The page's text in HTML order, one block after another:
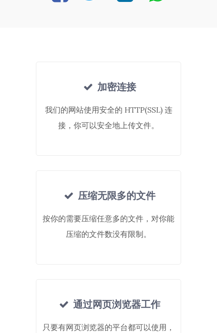
加密连接
我们的网站使用安全的 HTTP(SSL) 连
接，你可以安全地上传文件。
压缩无限多的文件
按你的需要压缩任意多的文件，对你能
压缩的文件数没有限制。
通过网页浏览器工作
只要有网页浏览器的平台都可以使用，